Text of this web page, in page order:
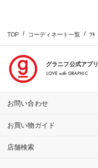
TOP コーディネート一覧 ﾂｷ
グラニフ公式アプリ
LOVE with GRAPHIC
お問い合わせ
お買い物ガイド
店舗検索